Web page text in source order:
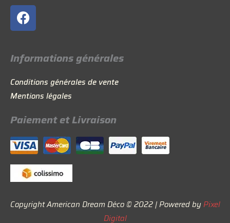
F
a
c
e
b
o
o
k
Informations générales
Conditions générales de vente
Mentions légales
Paiement et Livraison
Copyright American Dream Déco © 2022 | Powered byPixel
Digital